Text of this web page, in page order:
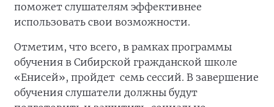
поможет слушателям эффективнее
использовать свои возможности.
Отметим, что всего, в рамках программы
обучения в Сибирской гражданской школе
«Енисей», пройдет семь сессий. В завершение
обучения слушатели должны будут